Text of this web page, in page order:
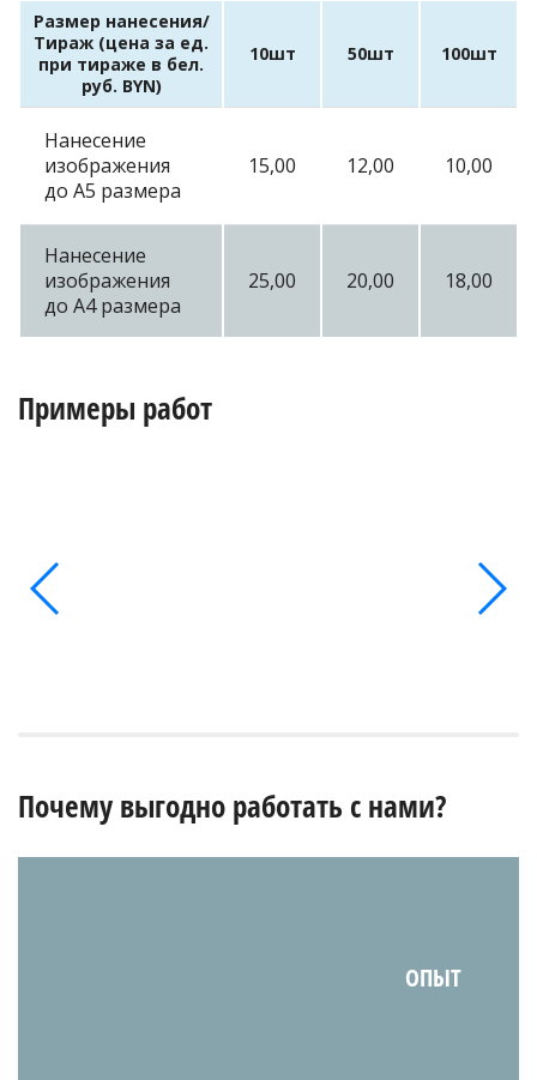
Размер нанесения/
Тираж (цена за ед.
при тираже в бел.
руб. BYN)
10шт 50шт 100шт
Нанесение
изображения
до А5 размера
15,00 12,00 10,00
Нанесение
изображения
до А4 размера
25,00 20,00 18,00
Примеры работ
Почему выгодно работать с нами?
ОПЫТ